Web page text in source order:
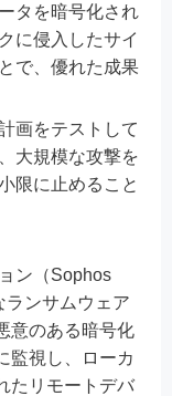
タを暗号化され
に侵入したサイ
で、優れた成果
画をテストして
大規模な攻撃を
限に止めること
ン（Sophos
ランサムウェア
意のある暗号化
監視し、ローカ
たリモートデバ